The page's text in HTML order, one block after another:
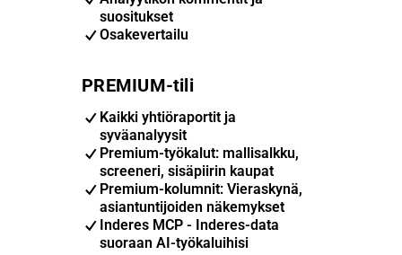
suositukset
Osakevertailu
PREMIUM-tili
Kaikki yhtiöraportit ja
syväanalyysit
Premium-työkalut: mallisalkku,
screeneri, sisäpiirin kaupat
Premium-kolumnit: Vieraskynä,
asiantuntijoiden näkemykset
Inderes MCP - Inderes-data
suoraan AI-työkaluihisi